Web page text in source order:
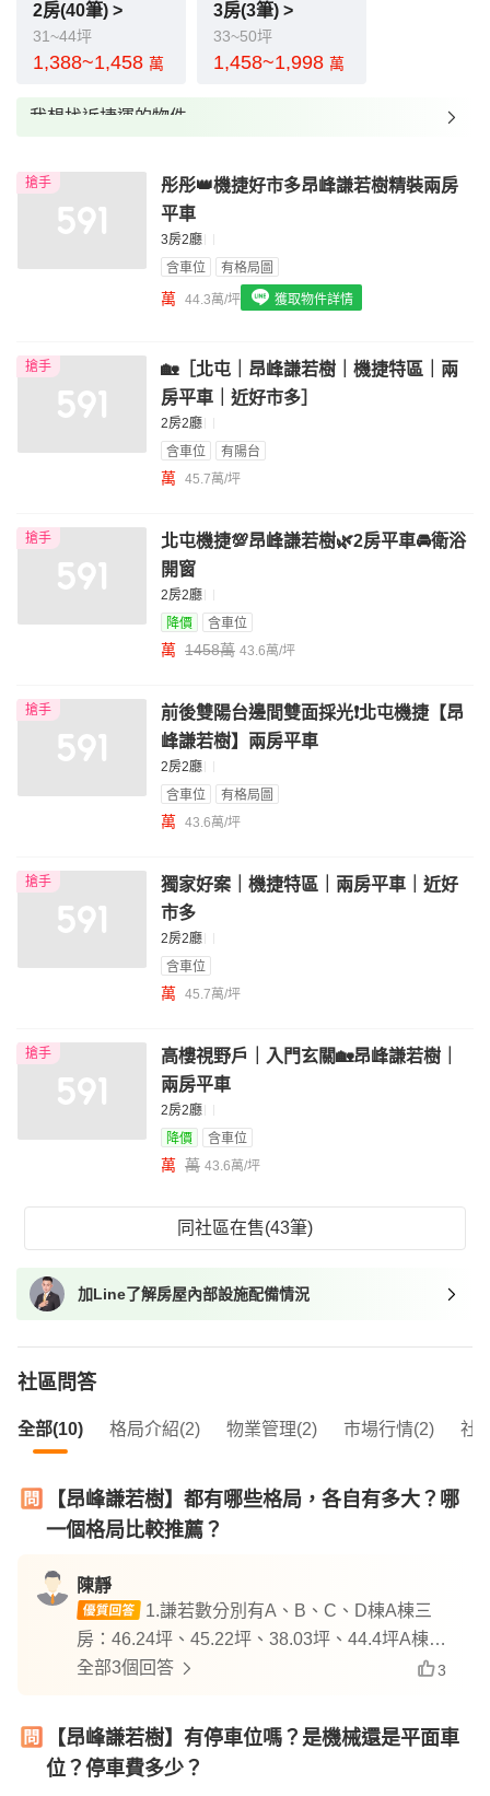
2房(40筆) >
31~44坪
1,388~1,458 萬
3房(3筆) >
33~50坪
1,458~1,998 萬
我想找近捷運的物件
我想找配備瓦斯爐的物件
我想找廁所開窗的物件
我想找具垃圾處理的物件
搶手
彤彤👑機捷好市多昂峰謙若樹精裝兩房
平車
3房2廳
含車位
有格局圖
萬 44.3萬/坪 獲取物件詳情
搶手
🏡［北屯｜昂峰謙若樹｜機捷特區｜兩
房平車｜近好市多］
2房2廳
含車位
有陽台
萬 45.7萬/坪
搶手
北屯機捷💯昂峰謙若樹🌿2房平車🚘衛浴
開窗
2房2廳
降價
含車位
萬 1458萬 43.6萬/坪
搶手
前後雙陽台邊間雙面採光❗️北屯機捷【昂
峰謙若樹】兩房平車
2房2廳
含車位
有格局圖
萬 43.6萬/坪
搶手
獨家好案｜機捷特區｜兩房平車｜近好
市多
2房2廳
含車位
萬 45.7萬/坪
搶手
高樓視野戶｜入門玄關🏡昂峰謙若樹｜
兩房平車
2房2廳
降價
含車位
萬 萬 43.6萬/坪
同社區在售(43筆)
加Line了解房屋內部設施配備情況
社區問答
全部(10) 格局介紹(2) 物業管理(2) 市場行情(2) 社
【昂峰謙若樹】都有哪些格局，各自有多大？哪
一個格局比較推薦？
陳靜
1.謙若數分別有A、B、C、D棟A棟三
房：46.24坪、45.22坪、38.03坪、44.4坪A棟兩
房：39.62坪、37.11坪B棟三房：44.4坪、42.5坪
坪C棟三房：60.07坪、57.85坪C棟兩房：33.71
坪、31.29坪D棟三房：55.02坪、50.81坪、43.7
4坪、50.38坪、42.88坪D棟兩房：36.78坪2.A
全部3個回答 3
【昂峰謙若樹】有停車位嗎？是機械還是平面車
位？停車費多少？